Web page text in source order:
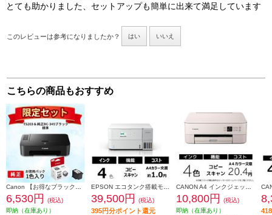
とても助かりました、セットアップも簡単に出来て満足しています
このレビューは参考になりましたか？ はい いいえ
こちらの商品もおすすめ
6,530円
(税込)
即納（在庫あり）
39,500円 (税込)
395円分ポイント還元
10,800円
(税込)
即納（在庫あり）